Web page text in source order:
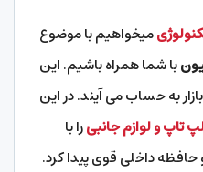
میخواهیم با موضوع
با شما همراه باشیم. این
به حساب می آیند. در این
تاپ و لوازم جانبیرا با
حافظه داخلی قوی پیدا کرد.